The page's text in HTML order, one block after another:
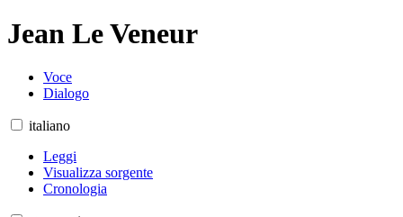
Jean Le Veneur
Voce
Dialogo
italiano
Leggi
Visualizza sorgente
Cronologia